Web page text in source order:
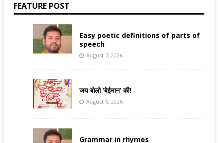
FEATURE POST
Easy poetic definitions of parts of
speech
August 7, 2026
जय बोलो ‘बेईमान’ की!
August 6, 2026
Grammar in rhymes